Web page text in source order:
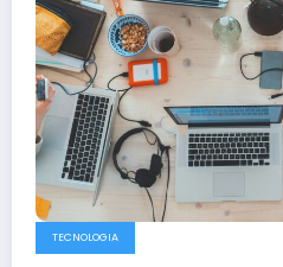
TECNOLOGIA